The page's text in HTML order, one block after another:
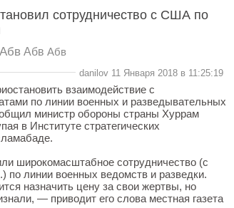
сотрудничество с США по
Абв Абв Абв
danilov 11 Января 2018 в 11:25:19
взаимодействие с
по линии военных и разведывательных
министр обороны страны Хуррам
в Институте стратегических
широкомасштабное сотрудничество (с
линии военных ведомств и разведки.
назначить цену за свои жертвы, но
— приводит его слова местная газета